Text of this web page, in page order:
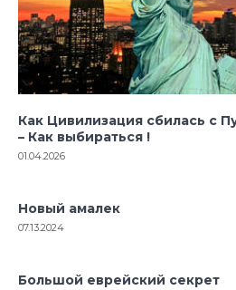
Как Цивилизация сбилась с
– Как выбираться !
01.04.2026
Новый амалек
07.13.2024
Большой еврейский секрет